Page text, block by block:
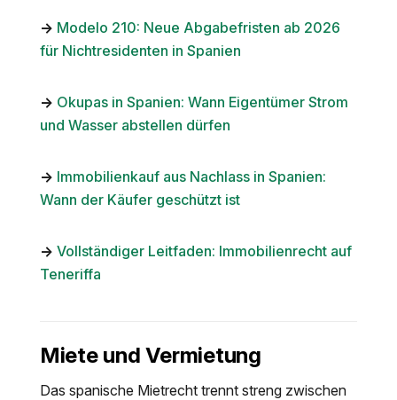
→ Modelo 210: Neue Abgabefristen ab 2026
für Nichtresidenten in Spanien
→ Okupas in Spanien: Wann Eigentümer Strom
und Wasser abstellen dürfen
→ Immobilienkauf aus Nachlass in Spanien:
Wann der Käufer geschützt ist
→ Vollständiger Leitfaden: Immobilienrecht auf
Teneriffa
Miete und Vermietung
Das spanische Mietrecht trennt streng zwischen